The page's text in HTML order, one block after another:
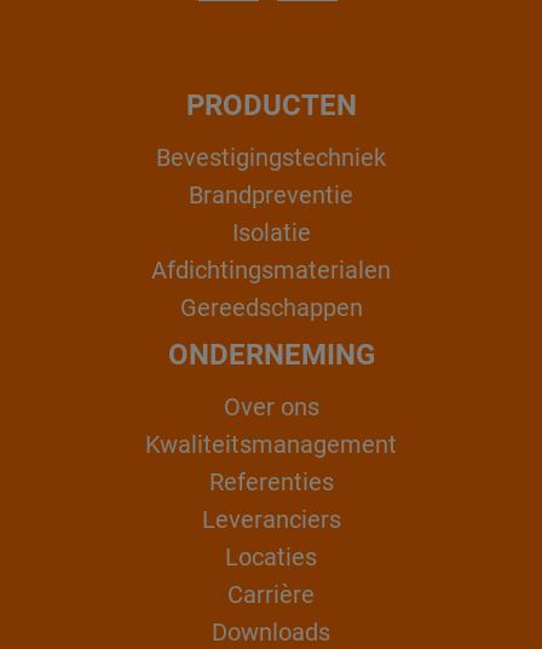
PRODUCTEN
Bevestigingstechniek
Brandpreventie
Isolatie
Afdichtingsmaterialen
Gereedschappen
ONDERNEMING
Over ons
Kwaliteitsmanagement
Referenties
Leveranciers
Locaties
Carrière
Downloads